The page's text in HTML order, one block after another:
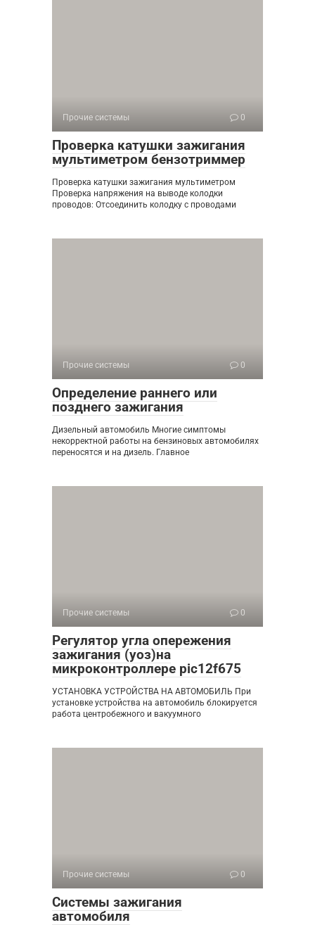
Прочие системы 0
Проверка катушки зажигания
мультиметром бензотриммер
Проверка катушки зажигания мультиметром
Проверка напряжения на выводе колодки
проводов: Отсоединить колодку с проводами
Прочие системы 0
Определение раннего или
позднего зажигания
Дизельный автомобиль Многие симптомы
некорректной работы на бензиновых автомобилях
переносятся и на дизель. Главное
Прочие системы 0
Регулятор угла опережения
зажигания (уоз)на
микроконтроллере pic12f675
УСТАНОВКА УСТРОЙСТВА НА АВТОМОБИЛЬ При
установке устройства на автомобиль блокируется
работа центробежного и вакуумного
Прочие системы 0
Системы зажигания
автомобиля